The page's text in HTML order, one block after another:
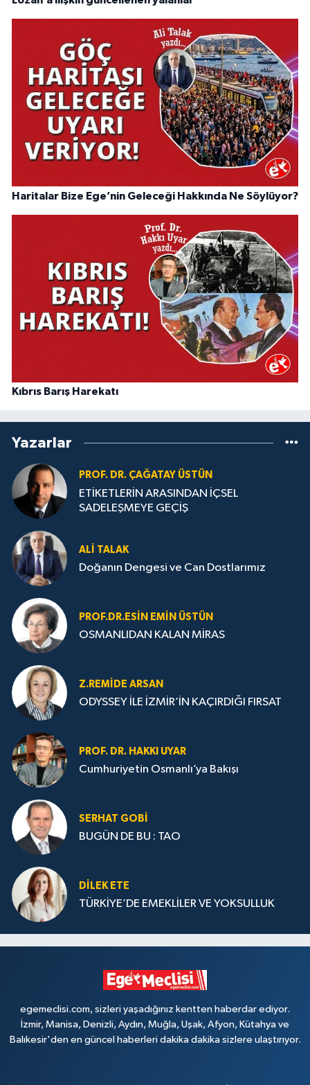
Haritalar Bize Ege’nin Geleceği Hakkında Ne Söylüyor?
Kıbrıs Barış Harekatı
Yazarlar
PROF. DR. ÇAĞATAY ÜSTÜN
ETİKETLERİN ARASINDAN İÇSEL
SADELEŞMEYE GEÇİŞ
ALI TALAK
Doğanın Dengesi ve Can Dostlarımız
PROF.DR.ESIN EMIN ÜSTÜN
OSMANLIDAN KALAN MİRAS
Z.REMIDE ARSAN
ODYSSEY İLE İZMİR’İN KAÇIRDIĞI FIRSAT
PROF. DR. HAKKI UYAR
Cumhuriyetin Osmanlı’ya Bakışı
SERHAT GOBİ
BUGÜN DE BU : TAO
DILEK ETE
TÜRKİYE’DE EMEKLİLER VE YOKSULLUK
egemeclisi.com, sizleri yaşadığınız kentten haberdar ediyor.
İzmir, Manisa, Denizli, Aydın, Muğla, Uşak, Afyon, Kütahya ve
Balıkesir'den en güncel haberleri dakika dakika sizlere ulaştırıyor.